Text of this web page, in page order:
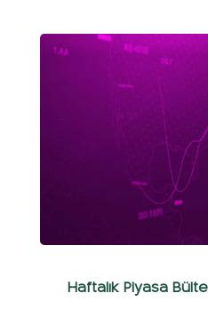
Haftalık Piyasa